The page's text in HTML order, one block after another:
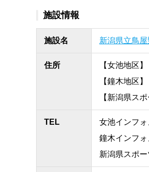
施設情報
施設名 新潟県立鳥
住所 【女池地区】
【鐘木地区】
【新潟県ス
TEL 女池インフ
鐘木インフ
新潟県スポ